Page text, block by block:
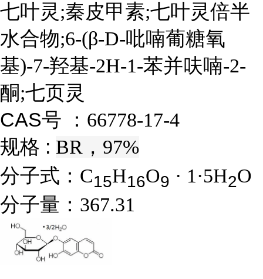
七叶灵;秦皮甲素;七叶灵倍半
水合物;6-(β-D-吡喃葡糖氧
基)-7-羟基-2H-1-苯并呋喃-2-
酮;七页灵
CAS号 ： 66778-17-4
规格 : BR，97%
分子式： C15H16O9 · 1·5H2O
分子量： 367.31